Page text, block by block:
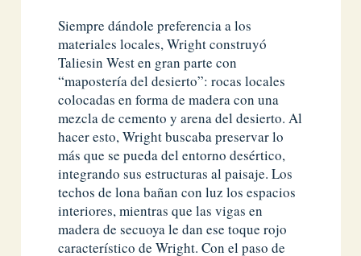
Siempre dándole preferencia a los
materiales locales, Wright construyó
Taliesin West en gran parte con
“mapostería del desierto”: rocas locales
colocadas en forma de madera con una
mezcla de cemento y arena del desierto. Al
hacer esto, Wright buscaba preservar lo
más que se pueda del entorno desértico,
integrando sus estructuras al paisaje. Los
techos de lona bañan con luz los espacios
interiores, mientras que las vigas en
madera de secuoya le dan ese toque rojo
característico de Wright. Con el paso de